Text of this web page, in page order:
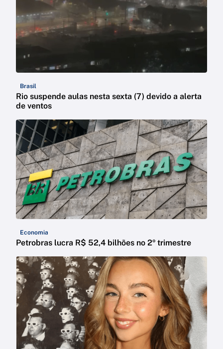
Brasil
Rio suspende aulas nesta sexta (7) devido a alerta
de ventos
Economia
Petrobras lucra R$ 52,4 bilhões no 2º trimestre